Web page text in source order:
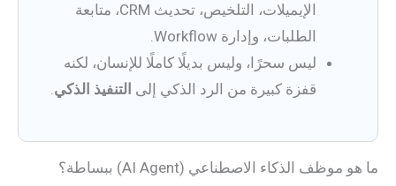
الإيميلات، التلخيص، تحديث CRM، متابعة
الطلبات، وإدارة Workflow.
ليس سحرًا، وليس بديلًا كاملًا للإنسان، لكنه
قفزة كبيرة من الرد الذكي إلى التنفيذ الذكي.
ما هو موظف الذكاء الاصطناعي (AI Agent) ببساطة؟